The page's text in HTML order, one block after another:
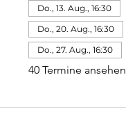
Do., 13. Aug., 16:30
Do., 20. Aug., 16:30
Do., 27. Aug., 16:30
40 Termine ansehen